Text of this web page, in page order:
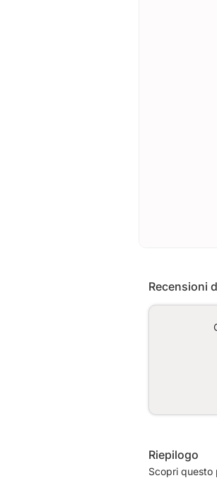
Recensioni
Riepilogo
Scopri questo